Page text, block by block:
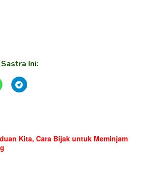
Ini:
Kita, Cara Bijak untuk Meminjam